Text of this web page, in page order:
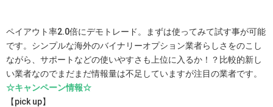
ペイアウト率2.0倍にデモトレード。まずは使ってみて試す事が可能
です。シンプルな海外のバイナリーオプション業者らしさをのこし
ながら、サポートなどの使いやすさも上位に入るか！？比較的新し
い業者なのでまだまだ情報量は不足していますが注目の業者です。
☆キャンペーン情報☆
【pick up】